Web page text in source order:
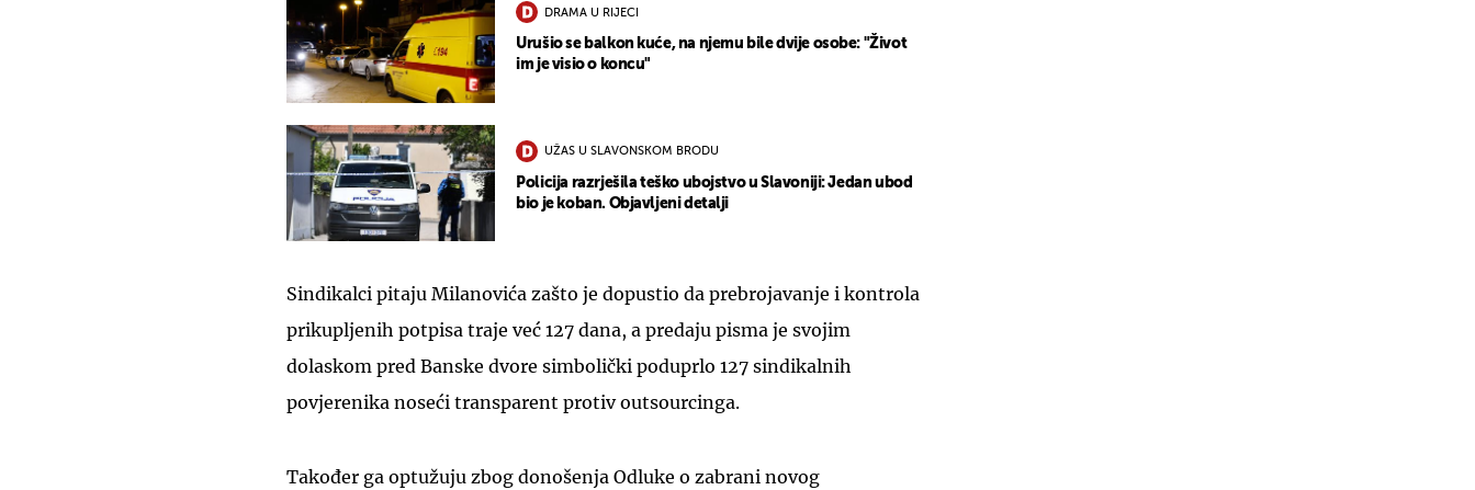
DRAMA U RIJECI
Urušio se balkon kuće, na njemu bile dvije osobe: "Život
im je visio o koncu"
UŽAS U SLAVONSKOM BRODU
Policija razrješila teško ubojstvo u Slavoniji: Jedan ubod
bio je koban. Objavljeni detalji
Sindikalci pitaju Milanovića zašto je dopustio da prebrojavanje i kontrola
prikupljenih potpisa traje već 127 dana, a predaju pisma je svojim
dolaskom pred Banske dvore simbolički poduprlo 127 sindikalnih
povjerenika noseći transparent protiv outsourcinga.
Također ga optužuju zbog donošenja Odluke o zabrani novog
UKLJUČITE NOTIFIKACIJE